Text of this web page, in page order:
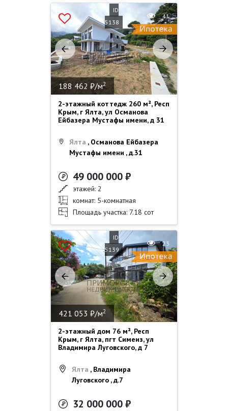
ID
5138
41
188 462 ₽/м2
2-этажный коттедж 260 м², Респ
Крым, г Ялта, ул Османова
Ейбазера Мустафы имени, д 31
Ялта , Османова Ейбазера
Мустафы имени , д.31
49 000 000 ₽
этажей: 2
комнат: 5-комнатная
Площадь участка: 7.18 сот
ID
5139
23
421 053 ₽/м2
2-этажный дом 76 м², Респ
Крым, г Ялта, пгт Симеиз, ул
Владимира Луговского, д 7
Ялта , Владимира
Луговского , д.7
32 000 000 ₽